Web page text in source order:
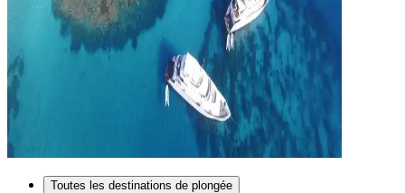
Toutes les destinations de plongée